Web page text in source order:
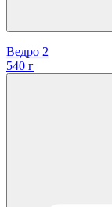
Ведро 2
540 г